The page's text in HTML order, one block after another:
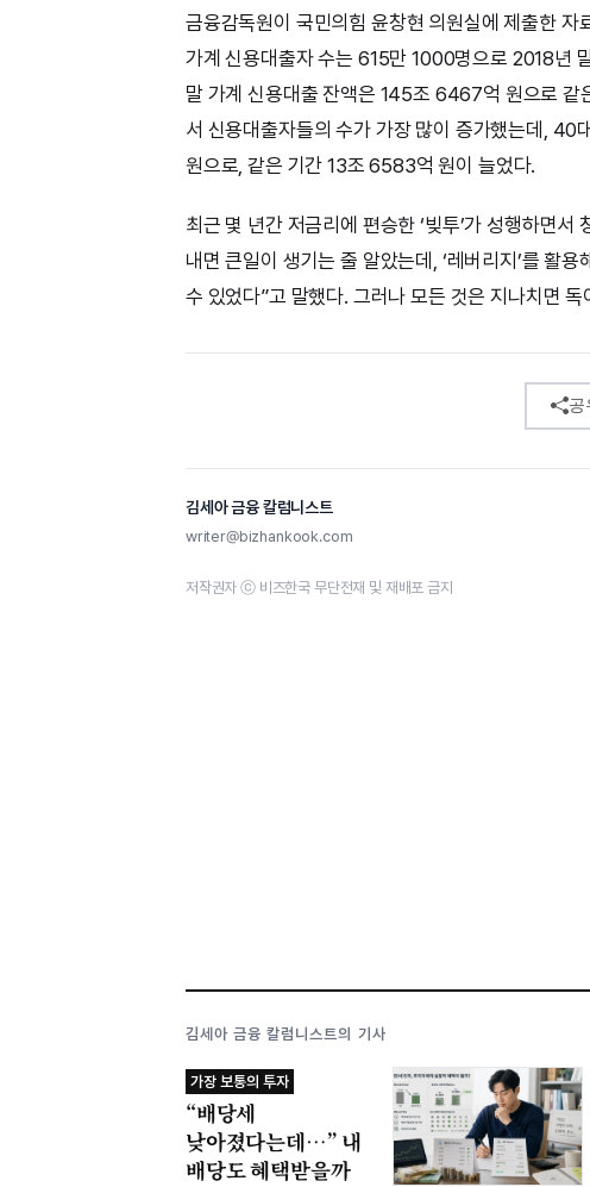
금융감독원이 국민의힘 윤창현 의원실에 제출한
가계 신용대출자 수는 615만 1000명으로 2018년
말 가계 신용대출 잔액은 145조 6467억 원으로
서 신용대출자들의 수가 가장 많이 증가했는데,
원으로, 같은 기간 13조 6583억 원이 늘었다.
최근 몇 년간 저금리에 편승한 ‘빚투’가 성행하면
내면 큰일이 생기는 줄 알았는데, ‘레버리지’를 활
수 있었다”고 말했다. 그러나 모든 것은 지나치면
공
김세아 금융 칼럼니스트
writer@bizhankook.com
저작권자 ⓒ 비즈한국 무단전재 및 재배포 금지
김세아 금융 칼럼니스트의 기사
가장 보통의 투자
“배당세
낮아졌다는데…” 내
배당도 혜택받을까